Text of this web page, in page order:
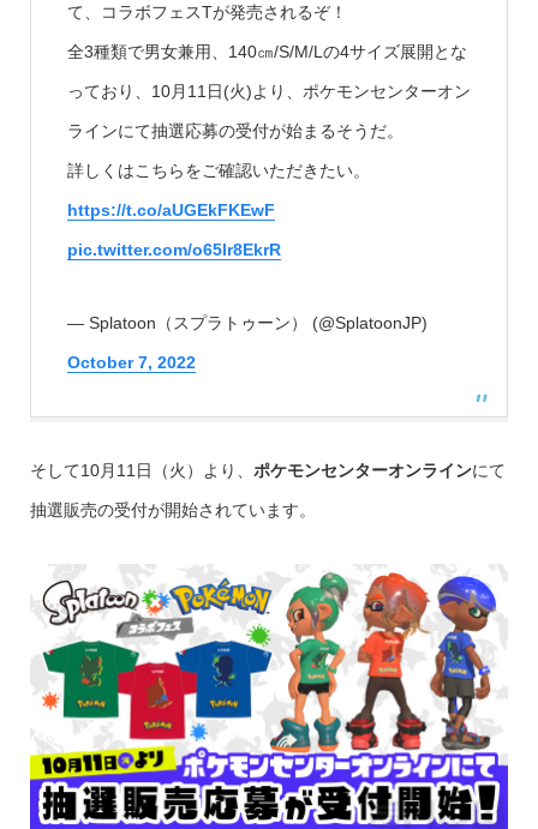
て、コラボフェスTが発売されるぞ！
全3種類で男女兼用、140㎝/S/M/Lの4サイズ展開とな
っており、10月11日(火)より、ポケモンセンターオン
ラインにて抽選応募の受付が始まるそうだ。
詳しくはこちらをご確認いただきたい。
https://t.co/aUGEkFKEwF
pic.twitter.com/o65lr8EkrR
— Splatoon（スプラトゥーン） (@SplatoonJP)
October 7, 2022
そして10月11日（火）より、 ポケモンセンターオンラインにて
抽選販売の受付が開始されています。